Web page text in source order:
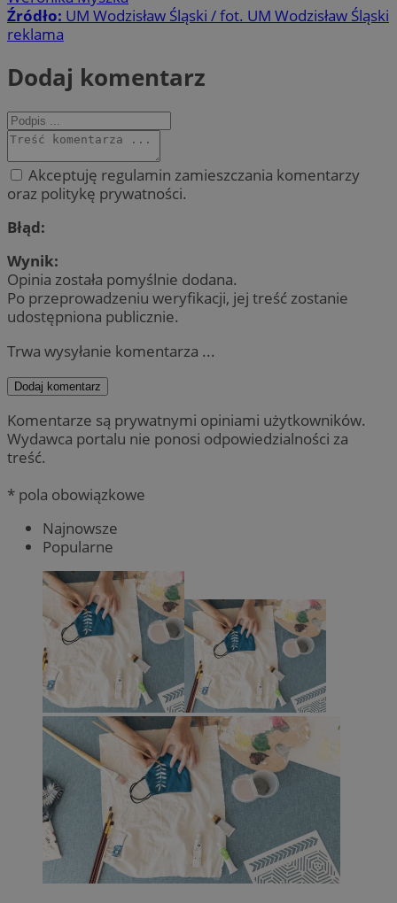
Źródło: UM Wodzisław Śląski / fot. UM Wodzisław Śląski
reklama
Dodaj komentarz
Akceptuję regulamin zamieszczania komentarzy
oraz politykę prywatności.
Błąd:
Wynik:
Opinia została pomyślnie dodana.
Po przeprowadzeniu weryfikacji, jej treść zostanie
udostępniona publicznie.
Trwa wysyłanie komentarza ...
Dodaj komentarz
Komentarze są prywatnymi opiniami użytkowników.
Wydawca portalu nie ponosi odpowiedzialności za
treść.
* pola obowiązkowe
Najnowsze
Popularne